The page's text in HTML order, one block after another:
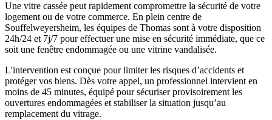
Une vitre cassée peut rapidement compromettre la sécurité de votre
logement ou de votre commerce. En plein centre de
Souffelweyersheim, les équipes de Thomas sont à votre disposition
24h/24 et 7j/7 pour effectuer une mise en sécurité immédiate, que ce
soit une fenêtre endommagée ou une vitrine vandalisée.
L'intervention est conçue pour limiter les risques d’accidents et
protéger vos biens. Dès votre appel, un professionnel intervient en
moins de 45 minutes, équipé pour sécuriser provisoirement les
ouvertures endommagées et stabiliser la situation jusqu’au
remplacement du vitrage.